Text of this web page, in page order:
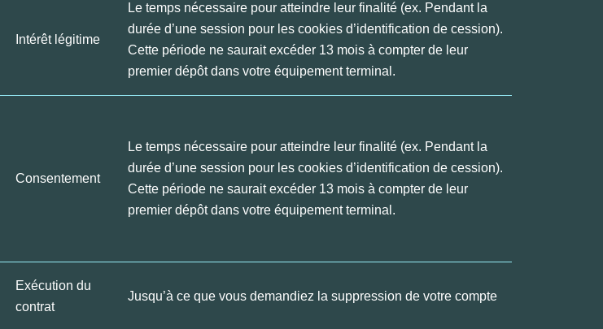
Intérêt légitime
Le temps nécessaire pour atteindre leur finalité (ex. Pendant la
durée d’une session pour les cookies d’identification de cession).
Cette période ne saurait excéder 13 mois à compter de leur
premier dépôt dans votre équipement terminal.
Consentement
Le temps nécessaire pour atteindre leur finalité (ex. Pendant la
durée d’une session pour les cookies d’identification de cession).
Cette période ne saurait excéder 13 mois à compter de leur
premier dépôt dans votre équipement terminal.
Exécution du
contrat
Jusqu’à ce que vous demandiez la suppression de votre compte